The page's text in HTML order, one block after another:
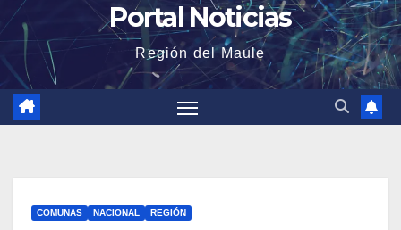
Portal Noticias
Región del Maule
COMUNAS NACIONAL REGIÓN